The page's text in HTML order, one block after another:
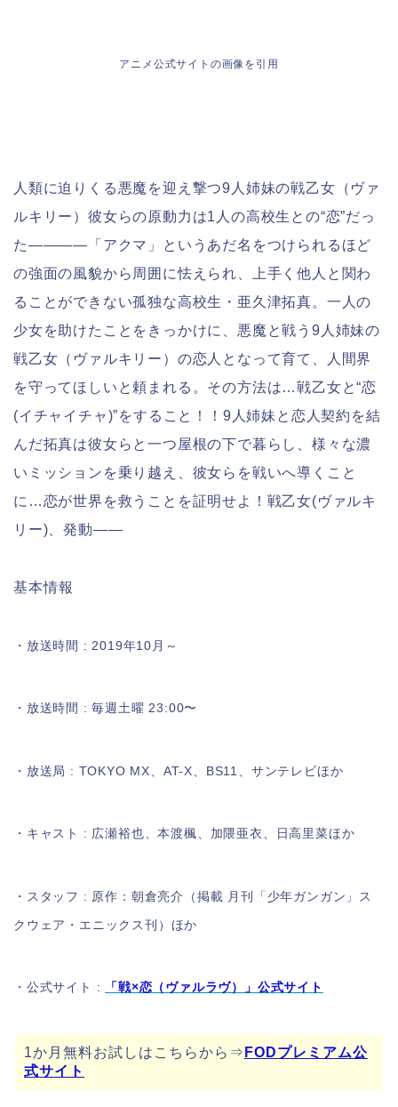
アニメ公式サイトの画像を引用
人類に迫りくる悪魔を迎え撃つ9人姉妹の戦乙女（ヴァ
ルキリー）彼女らの原動力は1人の高校生との“恋”だっ
た――――「アクマ」というあだ名をつけられるほど
の強面の風貌から周囲に怯えられ、上手く他人と関わ
ることができない孤独な高校生・亜久津拓真。一人の
少女を助けたことをきっかけに、悪魔と戦う9人姉妹の
戦乙女（ヴァルキリー）の恋人となって育て、人間界
を守ってほしいと頼まれる。その方法は…戦乙女と“恋
(イチャイチャ)”をすること！！9人姉妹と恋人契約を結
んだ拓真は彼女らと一つ屋根の下で暮らし、様々な濃
いミッションを乗り越え、彼女らを戦いへ導くこと
に…恋が世界を救うことを証明せよ！戦乙女(ヴァルキ
リー)、発動――
基本情報
・放送時間 : 2019年10月～
・放送時間 : 毎週土曜 23:00〜
・放送局 : TOKYO MX、AT-X、BS11、サンテレビほか
・キャスト : 広瀬裕也、本渡楓、加隈亜衣、日高里菜ほか
・スタッフ : 原作：朝倉亮介（掲載 月刊「少年ガンガン」ス
クウェア・エニックス刊）ほか
・公式サイト : 「戦×恋（ヴァルラヴ）」公式サイト
1か月無料お試しはこちらから⇒ FODプレミアム公
式サイト